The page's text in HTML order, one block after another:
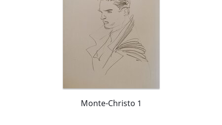
Monte-Christo 1